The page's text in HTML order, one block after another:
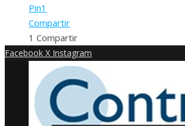
Pin1
Compartir
1 Compartir
Facebook X Instagram